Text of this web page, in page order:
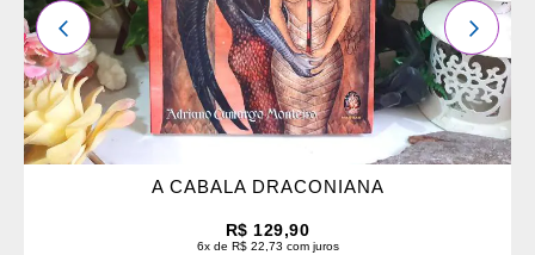
A CABALA DRACONIANA
R$ 129,90
6x de R$ 22,73 com juros
ANTERIOR